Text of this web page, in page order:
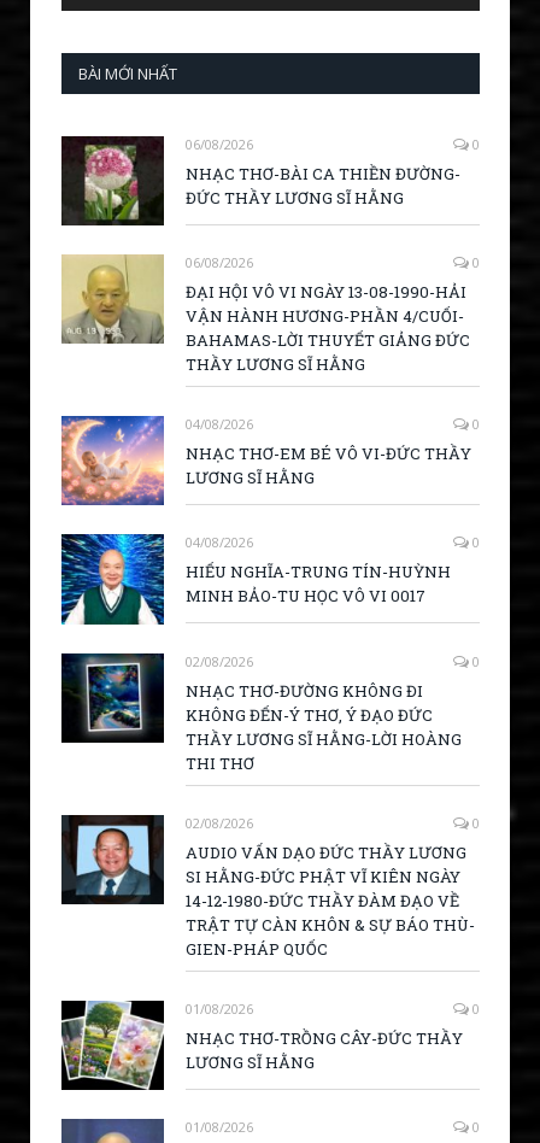
BÀI MỚI NHẤT
06/08/2026 0
NHẠC THƠ-BÀI CA THIỀN ĐƯỜNG-
ĐỨC THẦY LƯƠNG SĨ HẰNG
06/08/2026 0
ĐẠI HỘI VÔ VI NGÀY 13-08-1990-HẢI
VẬN HÀNH HƯƠNG-PHẦN 4/CUỐI-
BAHAMAS-LỜI THUYẾT GIẢNG ĐỨC
THẦY LƯƠNG SĨ HẰNG
04/08/2026 0
NHẠC THƠ-EM BÉ VÔ VI-ĐỨC THẦY
LƯƠNG SĨ HẰNG
04/08/2026 0
HIẾU NGHĨA-TRUNG TÍN-HUỲNH
MINH BẢO-TU HỌC VÔ VI 0017
02/08/2026 0
NHẠC THƠ-ĐƯỜNG KHÔNG ĐI
KHÔNG ĐẾN-Ý THƠ, Ý ĐẠO ĐỨC
THẦY LƯƠNG SĨ HẰNG-LỜI HOÀNG
THI THƠ
02/08/2026 0
AUDIO VẤN DẠO ĐỨC THẦY LƯƠNG
SI HẰNG-ĐỨC PHẬT VĨ KIÊN NGÀY
14-12-1980-ĐỨC THẦY ĐÀM ĐẠO VỀ
TRẬT TỰ CÀN KHÔN & SỰ BÁO THÙ-
GIEN-PHÁP QUỐC
01/08/2026 0
NHẠC THƠ-TRỒNG CÂY-ĐỨC THẦY
LƯƠNG SĨ HẰNG
01/08/2026 0